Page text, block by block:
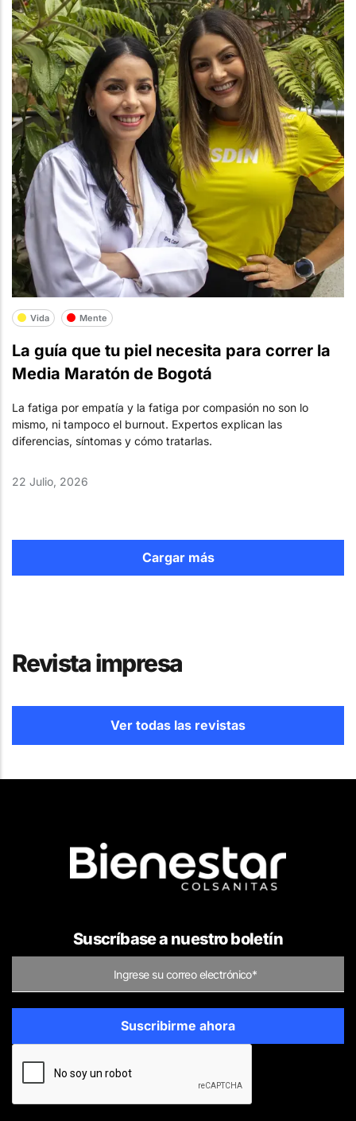
Vida Mente
La guía que tu piel necesita para correr la
Media Maratón de Bogotá
La fatiga por empatía y la fatiga por compasión no son lo
mismo, ni tampoco el burnout. Expertos explican las
diferencias, síntomas y cómo tratarlas.
22 Julio, 2026
Cargar más
Revista impresa
Ver todas las revistas
Suscríbase a nuestro boletín